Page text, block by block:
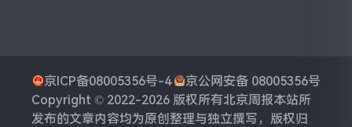
京ICP备08005356号-4
京公网安备 08005356号
Copyright © 2022-2026 版权所有北京周报本站所
发布的文章内容均为原创整理与独立撰写，版权归